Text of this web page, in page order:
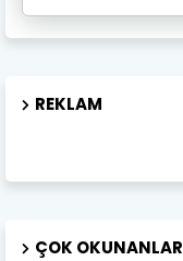
REKLAM
ÇOK OKUNANLAR